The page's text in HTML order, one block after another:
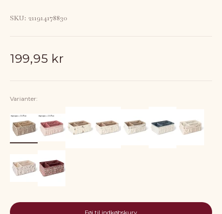
SKU: 211914178830
Salgspris
199,95 kr
Varianter:
Føj til indkøbskurv